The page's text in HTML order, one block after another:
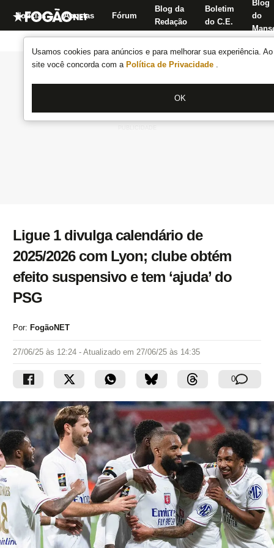
Usamos cookies para anúncios e para melhorar sua experiência.
site você concorda com a Política de Privacidade .
OK
Notícias Apostas Fórum
Blog da
Redação
Boletim
do C.E.
Blog
do
Ligue 1 divulga calendário de
2025/2026 com Lyon; clube obtém
efeito suspensivo e tem ‘ajuda’ do
PSG
Por: FogãoNET
27/06/25 às 12:24 - Atualizado em 27/06/25 às 14:35
0